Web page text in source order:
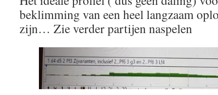
beklimming van een heel langzaam
zijn… Zie verder partijen naspelen